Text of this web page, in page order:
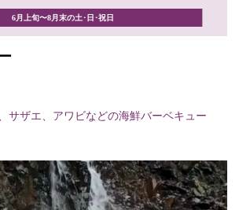
6月上旬〜8月末の土･日･祝日
サザエ、アワビなどの海鮮バーベキュー